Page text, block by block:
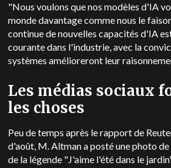
"Nous voulons que nos modèles d'IA
monde davantage comme nous le
continue de nouvelles capacités d'IA
courante dans l'industrie, avec la
systèmes amélioreront leur
Les médias sociaux
les choses
Peu de temps après le rapport de
d'août, M. Altman a posté une photo
de la légende "J'aime l'été dans le